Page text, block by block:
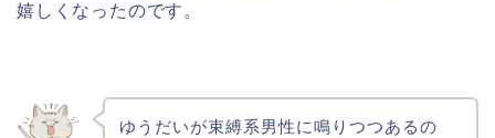
嬉しくなったのです。
ゆうだいが束縛系男性に鳴りつつあるの